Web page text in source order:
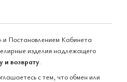
и Постановлением Кабинета
изделия надлежащего
и возврату
с тем, что обмен или